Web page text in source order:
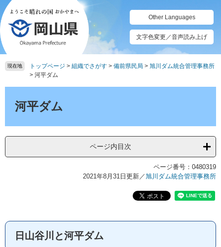
ペ
ー
ジ
の
先
頭
メ
ニ
ュ
ー
を
飛
て
Other Languages
文字色変更／音声読み上げ
現在地 トップページ > 組織でさがす > 備前県民局 > 旭川ダム統合管理事務所
> 河平ダム
河平ダム
ページ内目次
ページ番号：0480319
2021年8月31日更新／旭川ダム統合管理事務所
日山谷川と河平ダム